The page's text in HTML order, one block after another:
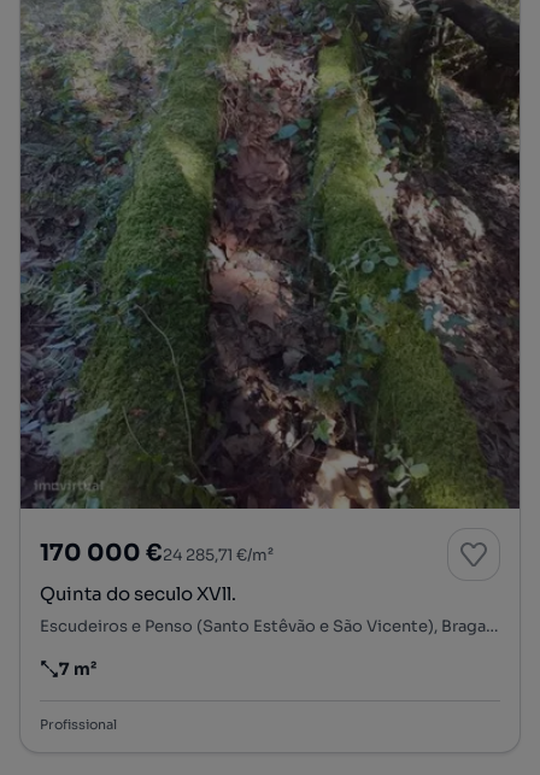
170 000 €24 285,71 €/m²
Quinta do seculo XVll.
Escudeiros e Penso (Santo Estêvão e São Vicente), Braga, Braga
Preço por metro quadrado
7 m²
Profissional